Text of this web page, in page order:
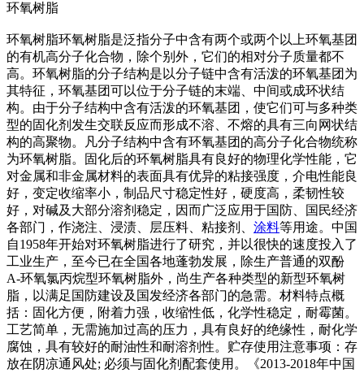
环氧树脂
环氧树脂环氧树脂是泛指分子中含有两个或两个以上环氧基团
的有机高分子化合物，除个别外，它们的相对分子质量都不
高。环氧树脂的分子结构是以分子链中含有活泼的环氧基团为
其特征，环氧基团可以位于分子链的末端、中间或成环状结
构。由于分子结构中含有活泼的环氧基团，使它们可与多种类
型的固化剂发生交联反应而形成不溶、不熔的具有三向网状结
构的高聚物。凡分子结构中含有环氧基团的高分子化合物统称
为环氧树脂。固化后的环氧树脂具有良好的物理化学性能，它
对金属和非金属材料的表面具有优异的粘接强度，介电性能良
好，变定收缩率小，制品尺寸稳定性好，硬度高，柔韧性较
好，对碱及大部分溶剂稳定，因而广泛应用于国防、国民经济
各部门，作浇注、浸渍、层压料、粘接剂、 涂料等用途。中国
自1958年开始对环氧树脂进行了研究，并以很快的速度投入了
工业生产，至今已在全国各地蓬勃发展，除生产普通的双酚
A-环氧氯丙烷型环氧树脂外，尚生产各种类型的新型环氧树
脂，以满足国防建设及国发经济各部门的急需。材料特点概
括：固化方便，附着力强，收缩性低，化学性稳定，耐霉菌。
工艺简单，无需施加过高的压力，具有良好的绝缘性，耐化学
腐蚀，具有较好的耐油性和耐溶剂性。贮存使用注意事项：存
放在阴凉通风处; 必须与固化剂配套使用。《2013-2018年中国